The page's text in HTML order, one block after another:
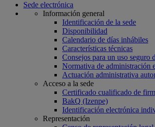
Sede electrónica
Información general
Identificación de la sede
Disponibilidad
Calendario de días inhábiles
Características técnicas
Consejos para un uso seguro
Normativa de administración
Actuación administrativa
Acceso a la sede
Certificado cualificado de
BakQ (Izenpe)
Identificación electrónica
Representación